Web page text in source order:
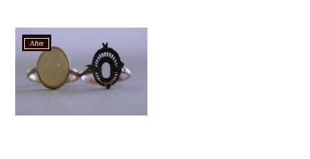
after